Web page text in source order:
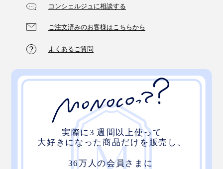
コンシェルジュに相談する
ご注文済みのお客様はこちらから
よくあるご質問